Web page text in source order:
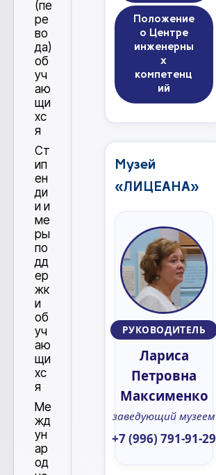
(пе
ре
во
да)
об
уч
аю
щи
хс
я
Ст
ип
ен
ди
и и
ме
ры
по
дд
ер
жк
и
об
уч
аю
щи
хс
я
Ме
жд
ун
ар
од
Положение
о Центре
инженерны
х
компетенц
ий
Музей
«ЛИЦЕАНА»
РУКОВОДИТЕЛЬ
Лариса
Петровна
Максименко
заведующий музеем
+7 (996) 791-91-29